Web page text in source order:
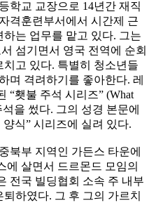
학교 교장으로 14년간 재직
격훈련부서에서 시간제 근
는 업무를 맡고 있다. 그는
섬기면서 영국 전역에 순회
고 있다. 특별히 청소년들
며 격려하기를 좋아한다. 레
“횃불 주석 시리즈” (What
석을 썼다. 그의 성경 본문에
식” 시리즈에 실려 있다.
북부 지역인 가든스 타운에
에 살면서 드르몬드 모임의
전국 빌딩협회 소속 주 내부
하였다. 그 후 그의 가르치